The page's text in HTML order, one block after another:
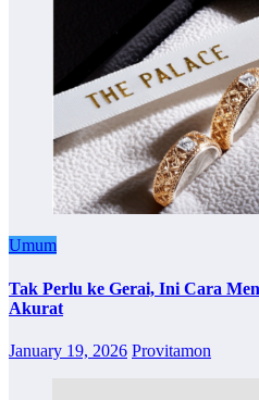
Umum
Tak Perlu ke Gerai, Ini Cara
Akurat
January 19, 2026 Provitamon